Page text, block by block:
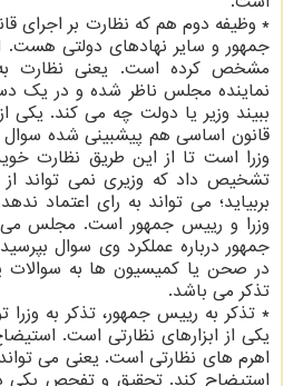
* وظیفه دوم هم که نظارت بر اجرای
جمهور و سایر نهادهای دولتی هست.
مشخص کرده است. یعنی نظارت
نماینده مجلس ناظر شده و در یک
ببیند وزیر یا دولت چه می کند. یکی
قانون اساسی هم پیشبینی شده
وزرا است تا از این طریق نظارت
تشخیص داد که وزیری نمی تواند
بربیاید؛ می تواند به رای اعتماد
وزرا و رییس جمهور است. مجلس می
جمهور درباره عملکرد وی سوال
در صحن یا کمیسیون ها به سوالات
تذکر می باشد.
* تذکر به رییس جمهور، تذکر به
یکی از ابزارهای نظارتی است.
اهرم های نظارتی است. یعنی می